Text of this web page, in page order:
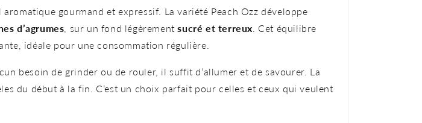
gourmand et expressif. La variété Peach Ozz développe
d’agrumes , sur un fond légèrementsucré et terreux . Cet équilibre
idéale pour une consommation régulière.
besoin de grinder ou de rouler, il suffit d’allumer et de savourer. La
du début à la fin. C’est un choix parfait pour celles et ceux qui veulent